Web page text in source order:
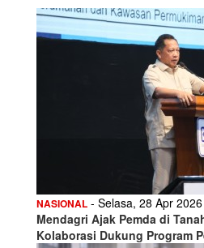
NASIONAL - Selasa, 28 Apr 2026
Mendagri Ajak Pemda di
Kolaborasi Dukung Program